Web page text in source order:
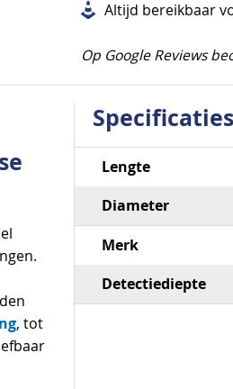
Altijd bereikbaar
Op Google Reviews
, tot
Specificaties
Specificaties
Lengte
Diameter
Merk
Detectiediepte